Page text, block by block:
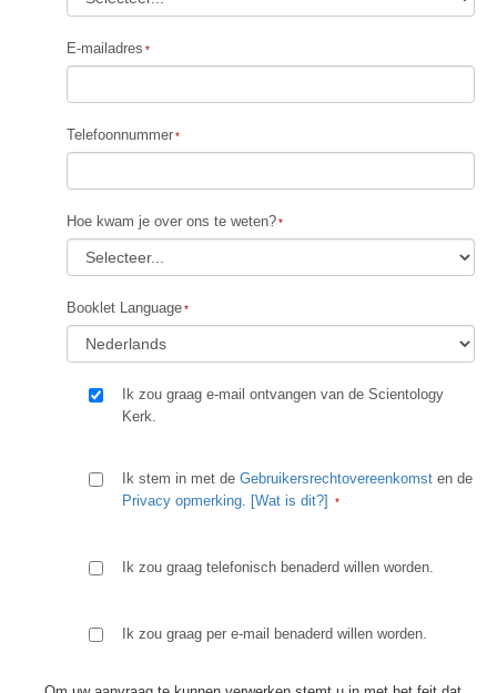
E-mailadres
Telefoonnummer
Hoe kwam je over ons te weten?
Booklet Language
Ik zou graag e-mail ontvangen van de Scientology
Kerk.
Ik stem in met de Gebruikersrechtovereenkomst en de
Privacy opmerking. [Wat is dit?]
Ik zou graag telefonisch benaderd willen worden.
Ik zou graag per e-mail benaderd willen worden.